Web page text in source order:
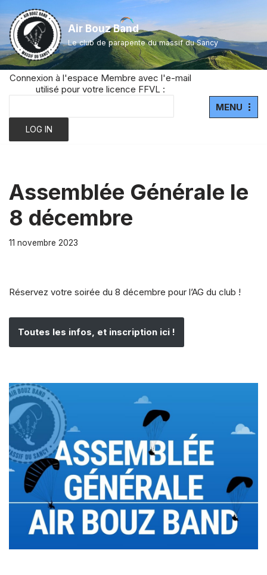
Aller
au
contenu
Air Bouz Band
Le club de parapente du massif du Sancy
Connexion à l'espace Membre avec l'e-mail
utilisé pour votre licence FFVL :
MENU
Assemblée Générale le
8 décembre
11 novembre 2023
Réservez votre soirée du 8 décembre pour l’AG du club !
Toutes les infos, et inscription ici !